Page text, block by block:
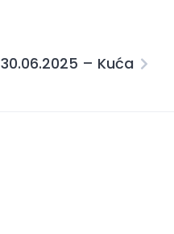
30.06.2025 – Kuća